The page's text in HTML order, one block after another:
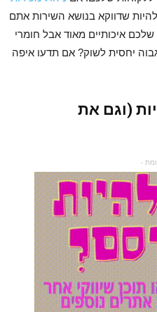
שדווקא בנושא השירות אתם
שלכם איכותיים מאוד אבל חומרי
יחסית לשוק? אם תדעו איפה
(וגם את
-